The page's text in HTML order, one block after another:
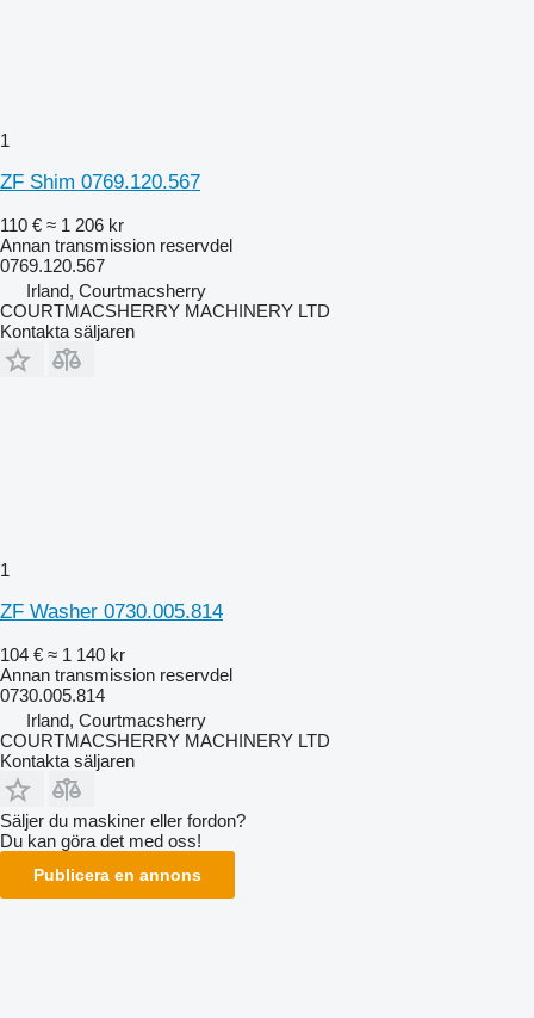
1
ZF Shim 0769.120.567
110 € ≈ 1 206 kr
Annan transmission reservdel
0769.120.567
Irland, Courtmacsherry
COURTMACSHERRY MACHINERY LTD
Kontakta säljaren
1
ZF Washer 0730.005.814
104 € ≈ 1 140 kr
Annan transmission reservdel
0730.005.814
Irland, Courtmacsherry
COURTMACSHERRY MACHINERY LTD
Kontakta säljaren
Säljer du maskiner eller fordon?
Du kan göra det med oss!
Publicera en annons